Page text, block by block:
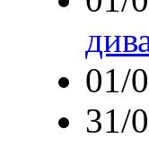
01/
31/